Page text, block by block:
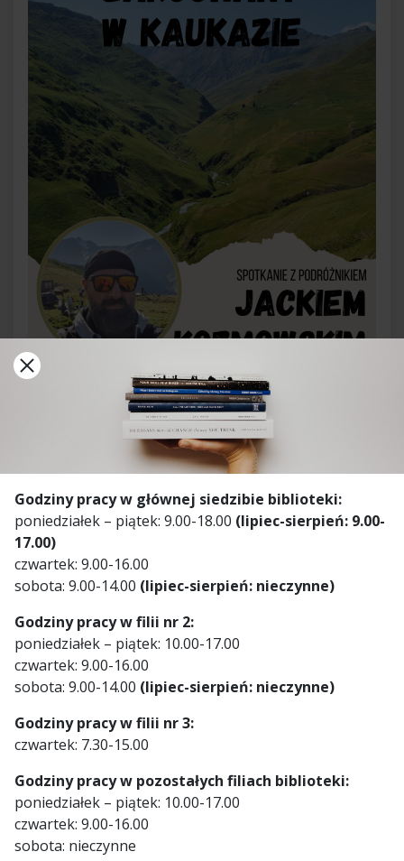
Godziny pracy w głównej siedzibie biblioteki:
poniedziałek – piątek: 9.00-18.00 (lipiec-sierpień: 9.00-
17.00)
czwartek: 9.00-16.00
sobota: 9.00-14.00 (lipiec-sierpień: nieczynne)
Godziny pracy w filii nr 2:
poniedziałek – piątek: 10.00-17.00
czwartek: 9.00-16.00
sobota: 9.00-14.00 (lipiec-sierpień: nieczynne)
Godziny pracy w filii nr 3:
czwartek: 7.30-15.00
Godziny pracy w pozostałych filiach biblioteki:
poniedziałek – piątek: 10.00-17.00
czwartek: 9.00-16.00
sobota: nieczynne
18 stycznia 2024
Ostatnie informacje
Lato z książką na tarasie 2026
DOWIEDZ SIĘ WIĘCEJ
Za nami Piknik Świętojański
DOWIEDZ SIĘ WIĘCEJ
Lato z książką na tarasie – wakacyjny cykl
spotkań w Filii nr 5
DOWIEDZ SIĘ WIĘCEJ